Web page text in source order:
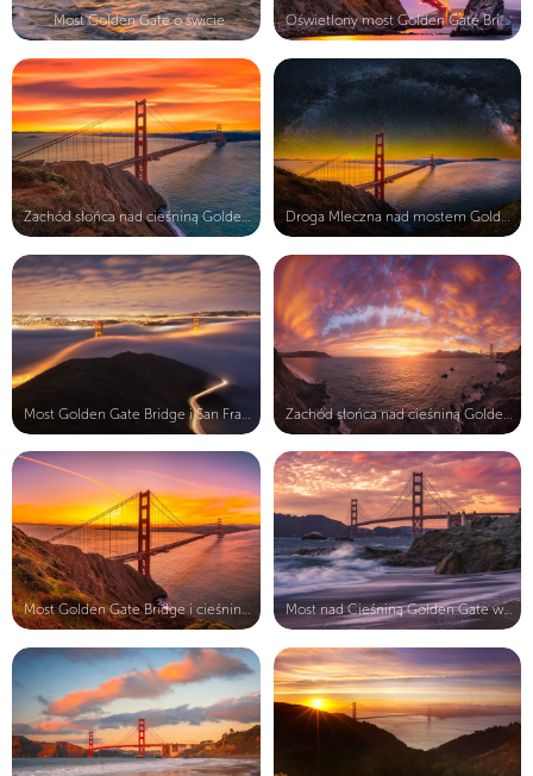
Most Golden Gate o świcie Oświetlony most Golden Gate Bridge
Zachód słońca nad cieśniną Golden G... Droga Mleczna nad mostem Golden Gat...
Most Golden Gate Bridge i cieśnina ... Most nad Cieśniną Golden Gate w San...